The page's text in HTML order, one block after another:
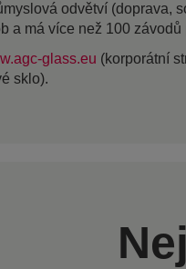
odvětví (doprava,
a má více než 100 závodů
glass.eu (korporátní
sklo).